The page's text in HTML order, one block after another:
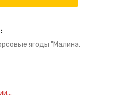
ягоды "Малина,